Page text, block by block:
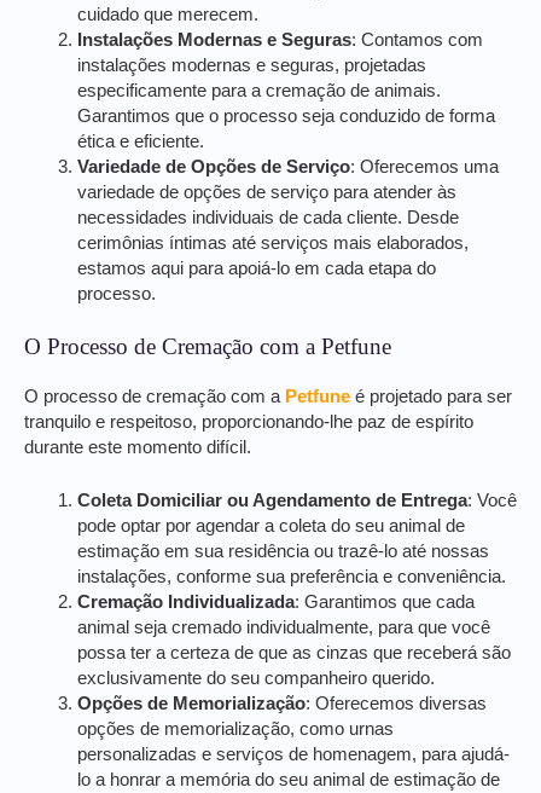
cuidado que merecem.
Instalações Modernas e Seguras: Contamos com
instalações modernas e seguras, projetadas
especificamente para a cremação de animais.
Garantimos que o processo seja conduzido de forma
ética e eficiente.
Variedade de Opções de Serviço: Oferecemos uma
variedade de opções de serviço para atender às
necessidades individuais de cada cliente. Desde
cerimônias íntimas até serviços mais elaborados,
estamos aqui para apoiá-lo em cada etapa do
processo.
O Processo de Cremação com a Petfune
O processo de cremação com a Petfune é projetado para ser
tranquilo e respeitoso, proporcionando-lhe paz de espírito
durante este momento difícil.
Coleta Domiciliar ou Agendamento de Entrega: Você
pode optar por agendar a coleta do seu animal de
estimação em sua residência ou trazê-lo até nossas
instalações, conforme sua preferência e conveniência.
Cremação Individualizada: Garantimos que cada
animal seja cremado individualmente, para que você
possa ter a certeza de que as cinzas que receberá são
exclusivamente do seu companheiro querido.
Opções de Memorialização: Oferecemos diversas
opções de memorialização, como urnas
personalizadas e serviços de homenagem, para ajudá-
lo a honrar a memória do seu animal de estimação de